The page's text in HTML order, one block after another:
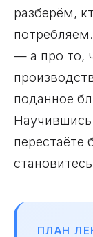
разберём,
— а про то,
поданное
ПЛАН